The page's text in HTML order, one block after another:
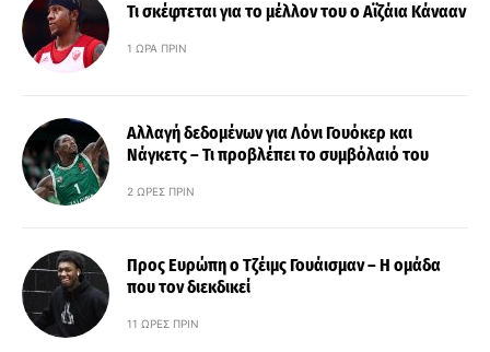
Τι σκέφτεται για το μέλλον του ο Αϊζάια Κάνααν
1 ΏΡΑ ΠΡΙΝ
Αλλαγή δεδομένων για Λόνι Γουόκερ και
Νάγκετς – Τι προβλέπει το συμβόλαιό του
2 ΏΡΕΣ ΠΡΙΝ
Προς Ευρώπη ο Τζέιμς Γουάισμαν – Η ομάδα
που τον διεκδικεί
11 ΏΡΕΣ ΠΡΙΝ